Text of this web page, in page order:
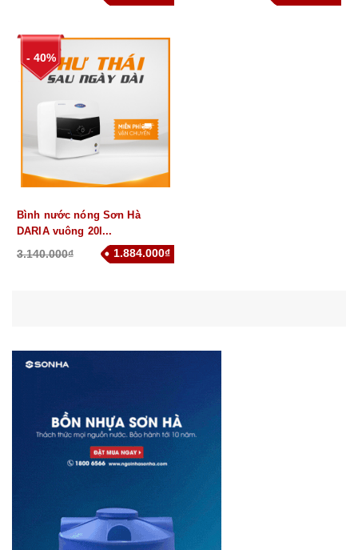
- 40%
Bình nước nóng Sơn Hà
DARIA vuông 20l...
3.140.000₫ 1.884.000₫